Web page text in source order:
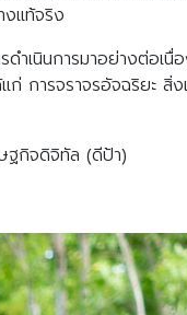
งแท้จริง
ำเนินการมาอย่างต่อเนื่
การจราจรอัจฉริยะ สิ่
ฐกิจดิจิทัล (ดีป้า)